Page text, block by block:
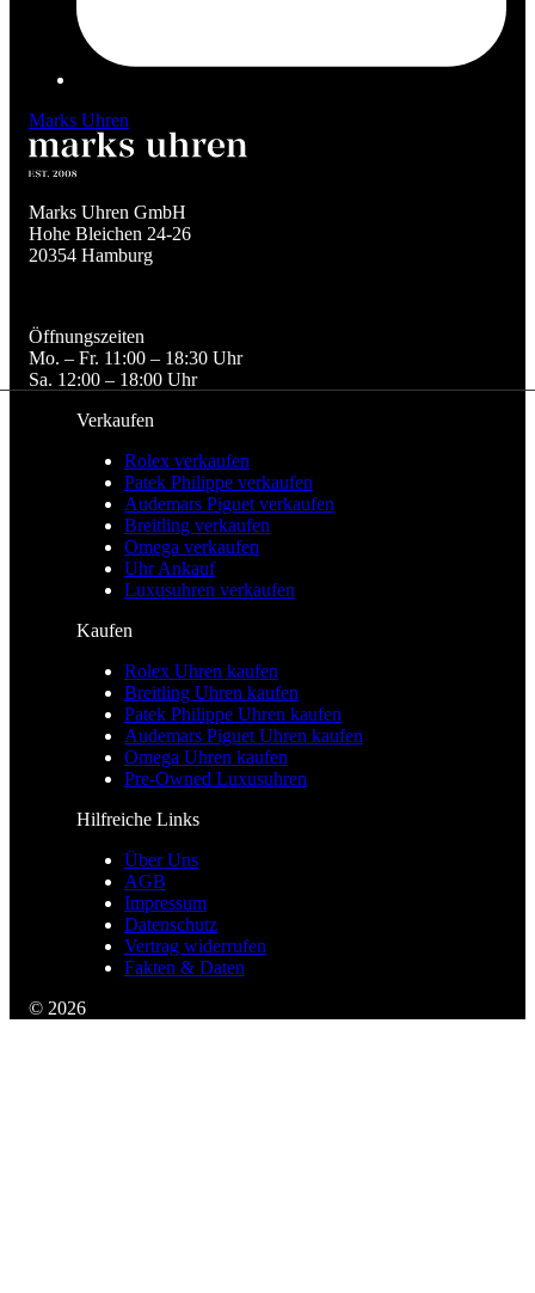
Marks Uhren
Marks Uhren GmbH
Hohe Bleichen 24-26
20354 Hamburg
Öffnungszeiten
Mo. – Fr. 11:00 – 18:30 Uhr
Sa. 12:00 – 18:00 Uhr
Verkaufen
Rolex verkaufen
Patek Philippe verkaufen
Audemars Piguet verkaufen
Breitling verkaufen
Omega verkaufen
Uhr Ankauf
Luxusuhren verkaufen
Kaufen
Rolex Uhren kaufen
Breitling Uhren kaufen
Patek Philippe Uhren kaufen
Audemars Piguet Uhren kaufen
Omega Uhren kaufen
Pre-Owned Luxusuhren
Hilfreiche Links
Über Uns
AGB
Impressum
Datenschutz
Vertrag widerrufen
Fakten & Daten
© 2026